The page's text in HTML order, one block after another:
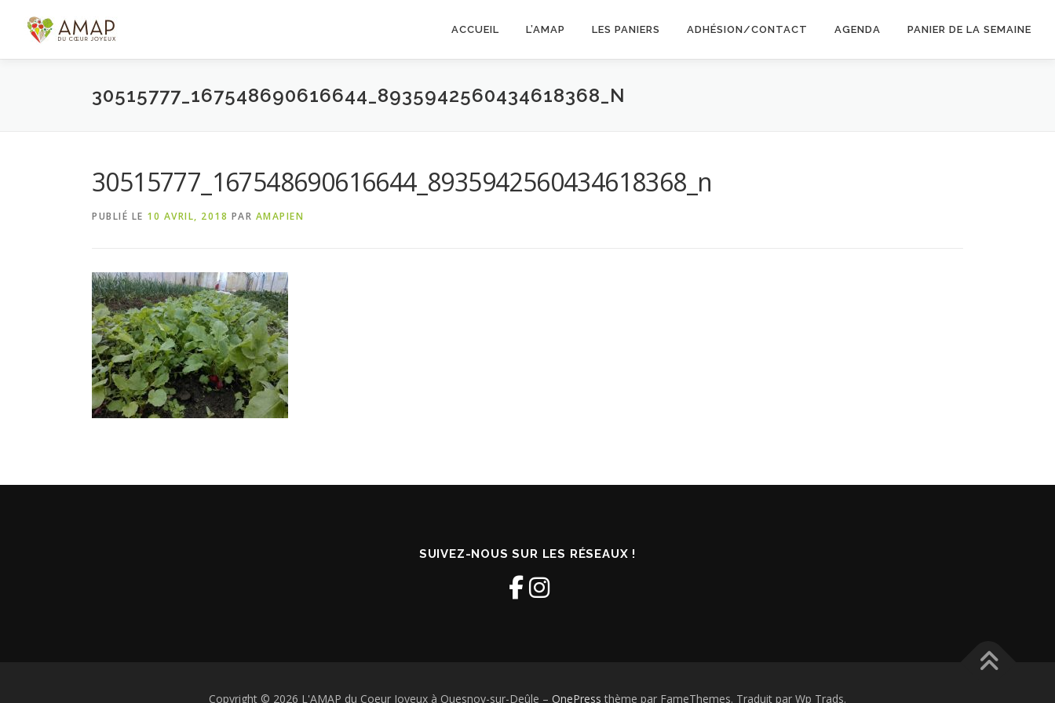
contenu
ACCUEIL L’AMAP LES PANIERS ADHÉSION/CONTACT AGENDA PANIER DE LA SEMAINE
30515777_167548690616644_8935942560434618368_N
30515777_167548690616644_8935942560434618368_n
PUBLIÉ LE 10 AVRIL, 2018 PAR AMAPIEN
SUIVEZ-NOUS SUR LES RÉSEAUX !
Copyright © 2026 L'AMAP du Coeur Joyeux à Quesnoy-sur-Deûle – OnePress thème par FameThemes. Traduit par Wp Trads.